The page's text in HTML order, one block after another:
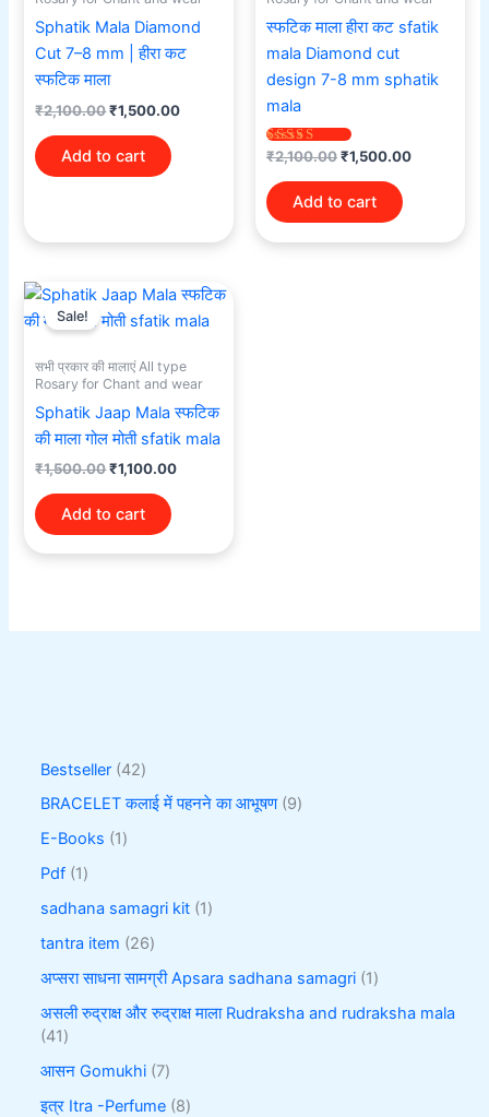
Sphatik Mala Diamond
Cut 7–8 mm | हीरा कट
स्फटिक माला
₹2,100.00₹1,500.00
Add to cart
स्फटिक माला हीरा कट sfatik
mala Diamond cut
design 7-8 mm sphatik
mala
Rated
5.00
out of 5
₹2,100.00₹1,500.00
Add to cart
Sale!
सभी प्रकार की मालाएं All type
Rosary for Chant and wear
Sphatik Jaap Mala स्फटिक
की माला गोल मोती sfatik mala
₹1,500.00
Original
price
was:
₹1,100.00
Current
is:
Add to cart
Bestseller 42
BRACELET कलाई में पहनने का आभूषण 9
E-Books 1
Pdf 1
sadhana samagri kit 1
tantra item 26
अप्सरा साधना सामग्री Apsara sadhana samagri 1
असली रुद्राक्ष और रुद्राक्ष माला Rudraksha and rudraksha mala
41
आसन Gomukhi 7
इत्र Itra -Perfume 8